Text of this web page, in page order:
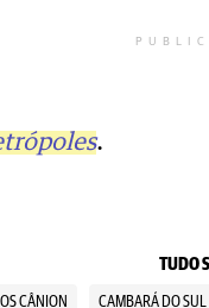
.
TUDO
CÂNION CAMBARÁ DO SUL